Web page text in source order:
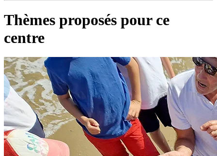
Thèmes proposés pour ce
centre